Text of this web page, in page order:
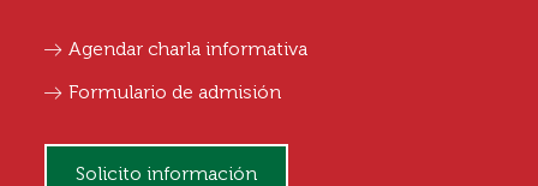
Agendar charla informativa
Formulario de admisión
Solicito información